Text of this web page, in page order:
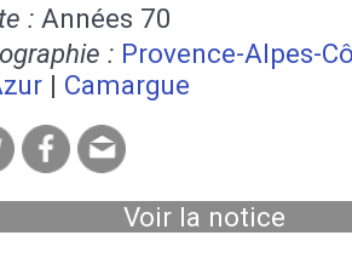
: Années 70
: Provence-Alpes-
| Camargue
Voir la notice